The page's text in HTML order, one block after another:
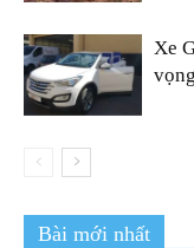
Xe
Bài mới nhất